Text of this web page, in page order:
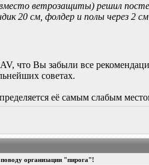
ветрозащиты) решил
20 см, фолдер и полы через 2
что Вы забыли все
советах.
её самым слабым
организации "пирога"!